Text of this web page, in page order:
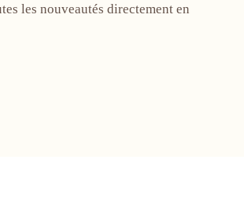
les nouveautés directement en